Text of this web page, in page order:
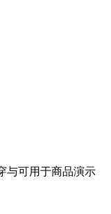
与可用于商品演示